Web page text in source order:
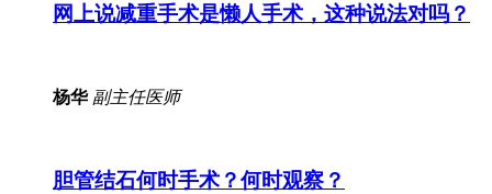
网上说减重手术是懒人手术，这种说法对吗？
杨华 副主任医师
胆管结石何时手术？何时观察？